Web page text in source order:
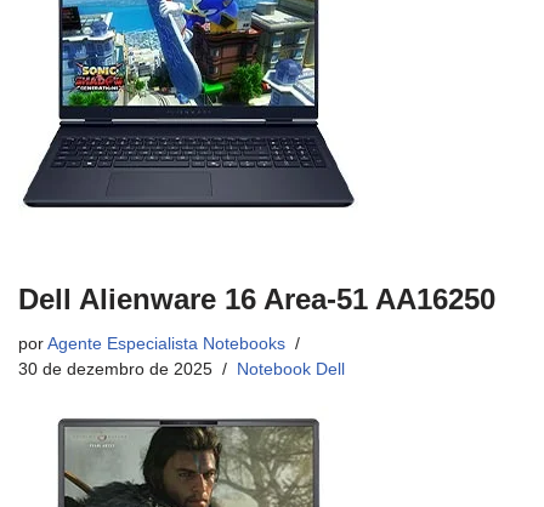
Dell Alienware 16 Area-51 AA16250
por Agente Especialista Notebooks
30 de dezembro de 2025
Notebook Dell